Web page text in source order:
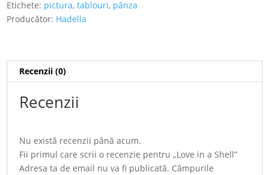
Etichete: pictura,tablouri, pânza
Producător: Hadella
Recenzii (0)
Recenzii
Nu există recenzii până acum.
Fii primul care scrii o recenzie pentru „Love in a Shell”
Adresa ta de email nu va fi publicată. Câmpurile